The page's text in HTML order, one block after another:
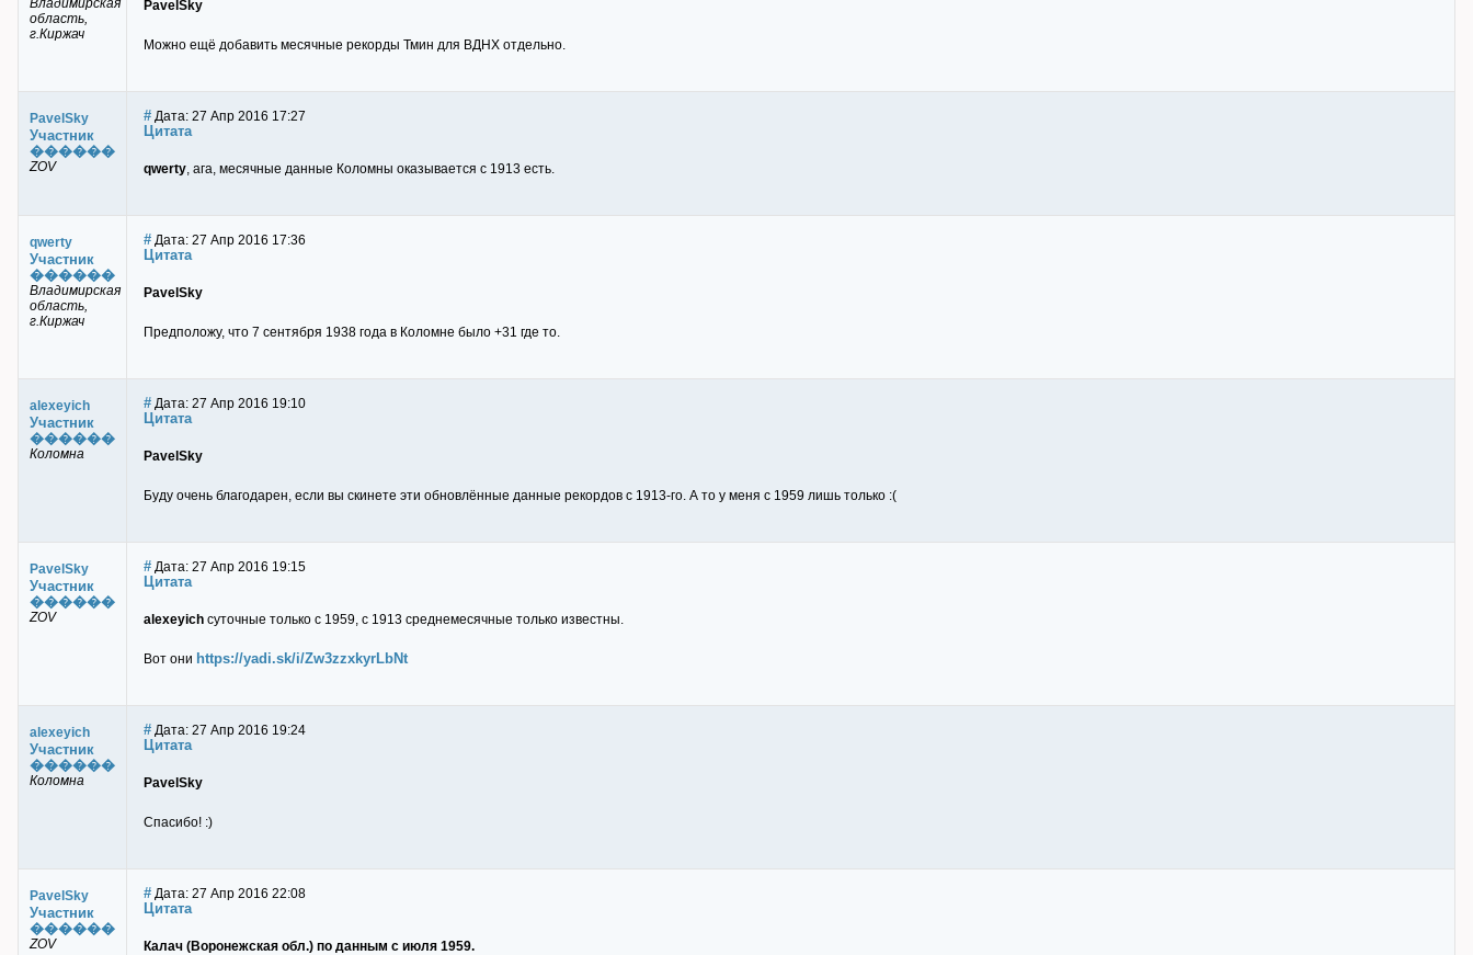
Владимирская
область,
г.Киржач
PavelSky
Можно ещё добавить месячные рекорды Тмин для ВДНХ отдельно.
PavelSky
Участник
������
ZOV
# Дата: 27 Апр 2016 17:27
Цитата
qwerty, ага, месячные данные Коломны оказывается с 1913 есть.
qwerty
Участник
������
Владимирская
область,
г.Киржач
# Дата: 27 Апр 2016 17:36
Цитата
PavelSky
Предположу, что 7 сентября 1938 года в Коломне было +31 где то.
alexeyich
Участник
������
Коломна
# Дата: 27 Апр 2016 19:10
Цитата
PavelSky
Буду очень благодарен, если вы скинете эти обновлённые данные рекордов с 1913-го. А то у меня с 1959 лишь только :(
PavelSky
Участник
������
ZOV
# Дата: 27 Апр 2016 19:15
Цитата
alexeyich суточные только с 1959, с 1913 среднемесячные только известны.
Вот они https://yadi.sk/i/Zw3zzxkyrLbNt
alexeyich
Участник
������
Коломна
# Дата: 27 Апр 2016 19:24
Цитата
PavelSky
Спасибо! :)
PavelSky
Участник
������
ZOV
# Дата: 27 Апр 2016 22:08
Цитата
Калач (Воронежская обл.) по данным с июля 1959.